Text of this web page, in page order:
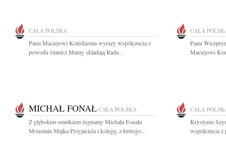
CAŁA POLSKA
Panu Maciejowi Końskiemu wyrazy współczucia z
powodu śmierci Mamy składają Rada...
CAŁA
Panu
Maciejowi
MICHAŁ FONAŁ CAŁA POLSKA
Z głębokim smutkiem żegnamy Michała Fonała
Mountain Majka Przyjaciela i kolegę, z którego...
CAŁA
Krystynie
współczucia